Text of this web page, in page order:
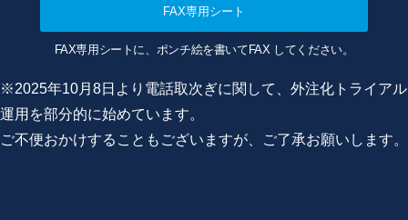
FAX専用シート
FAX専用シートに、ポンチ絵を書いてFAX してください。
※2025年10月8日より電話取次ぎに関して、外注化トライアル
運用を部分的に始めています。
ご不便おかけすることもございますが、ご了承お願いします。